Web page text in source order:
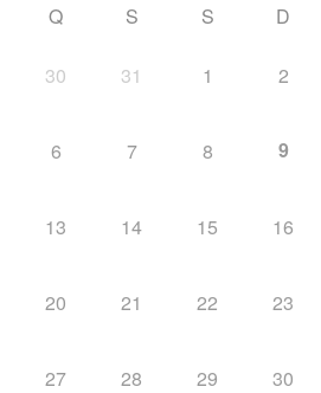
Q S S D
30 31 1 2
6 7 8 9
13 14 15 16
20 21 22 23
27 28 29 30